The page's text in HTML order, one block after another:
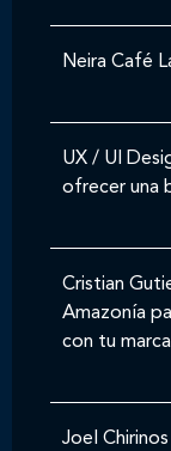
Neira Café
UX / UI
ofrecer una
Cristian
Amazonía
con tu
Joel